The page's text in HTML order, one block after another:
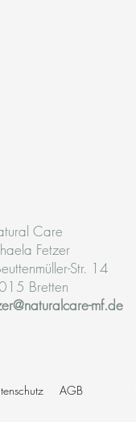
Care
Fetzer
Str. 14
Bretten
mf.de
AGB